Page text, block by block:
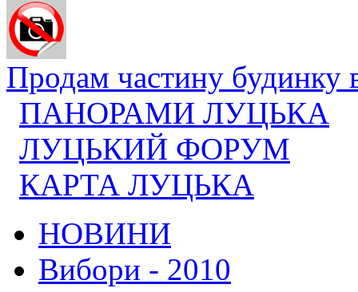
Продам частину будинку
ПАНОРАМИ ЛУЦЬКА
ЛУЦЬКИЙ ФОРУМ
КАРТА ЛУЦЬКА
НОВИНИ
Вибори - 2010